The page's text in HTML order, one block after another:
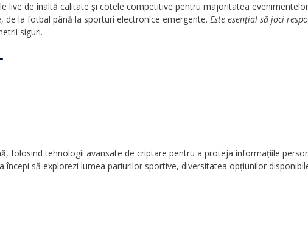
live de înaltă calitate și cotele competitive pentru majoritatea
de la fotbal până la sporturi electronice emergente.Este esențial să joci
siguri.
folosind tehnologii avansate de criptare pentru a proteja informațiile
să explorezi lumea pariurilor sportive, diversitatea opțiunilor